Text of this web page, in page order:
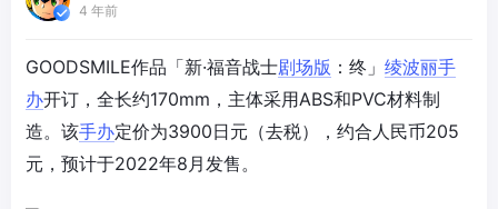
4 年前
GOODSMILE作品「新·福音战士剧场版 ：终」 绫波丽手
办开订，全长约170mm，主体采用ABS和PVC材料制
造。该手办定价为3900日元（去税），约合人民币205
元，预计于2022年8月发售。